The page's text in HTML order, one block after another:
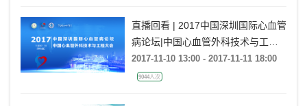
直播回看 | 2017中国深圳国际心血管
病论坛|中国心血管外科技术与工程
大会
2017-11-10 13:00 - 2017-11-11 18:00
9044人次